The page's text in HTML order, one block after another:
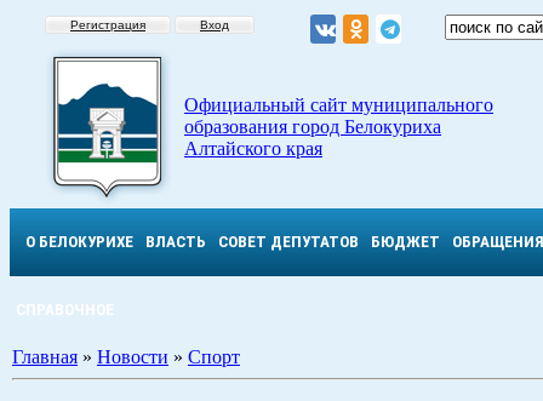
Регистрация Вход
Официальный сайт муниципального
образования город Белокуриха
Алтайского края
О БЕЛОКУРИХЕ ВЛАСТЬ СОВЕТ ДЕПУТАТОВ БЮДЖЕТ ОБРАЩЕНИЯ
СПРАВОЧНОЕ
Главная » Новости » Спорт